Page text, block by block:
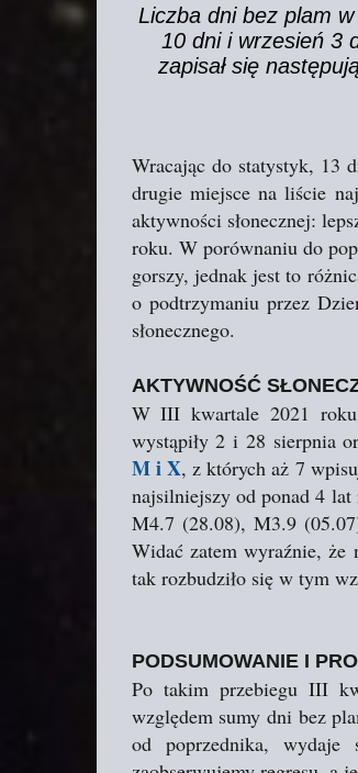
Liczba dni bez plam
10 dni i wrzesień 3
zapisał się
Wracając do statystyk, 13
drugie miejsce na liście
aktywności słonecznej:
roku. W porównaniu do
gorszy, jednak jest to
o podtrzymaniu przez
słonecznego.
AKTYWNOŚĆ
W III kwartale 2021 roku
wystąpiły 2 i 28 sierpnia
M i X, z których aż 7
najsilniejszy od ponad 4
M4.7 (28.08), M3.9
Widać zatem wyraźnie, że
tak rozbudziło się w tym
PODSUMOWANIE I
Po takim przebiegu III
względem sumy dni bez
od poprzednika,